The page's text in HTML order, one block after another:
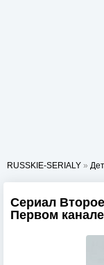
RUSSKIE-SERIALY »
Сериал
Первом канале